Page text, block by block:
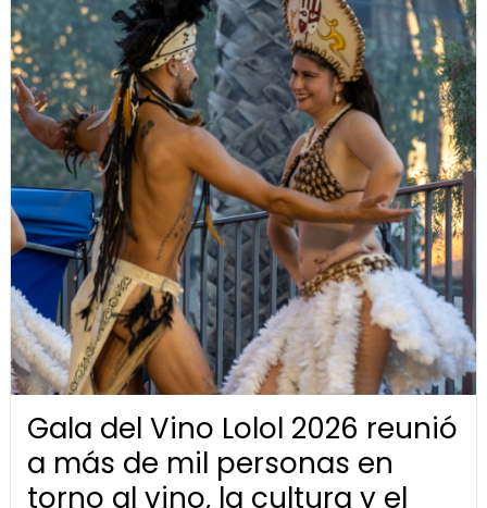
Gala del Vino Lolol 2026 reunió
a más de mil personas en
torno al vino, la cultura y el